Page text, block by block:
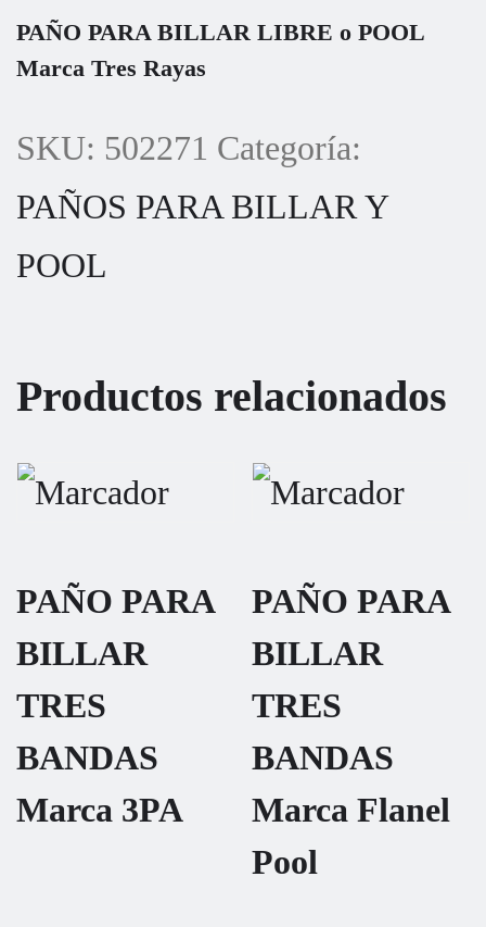
PAÑO PARA BILLAR LIBRE o POOL
Marca Tres Rayas
SKU: 502271 Categoría:
PAÑOS PARA BILLAR Y
POOL
Productos relacionados
PAÑO PARA
BILLAR
TRES
BANDAS
Marca 3PA
PAÑO PARA
BILLAR
TRES
BANDAS
Marca Flanel
Pool